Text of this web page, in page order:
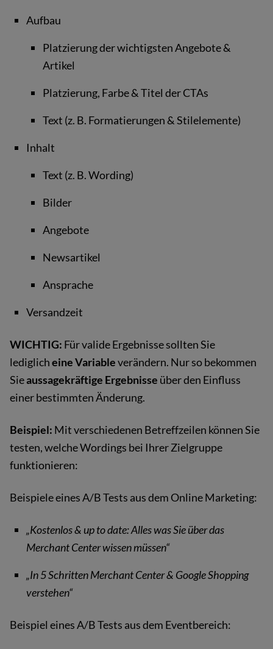
Aufbau
Platzierung der wichtigsten Angebote &
Artikel
Platzierung, Farbe & Titel der CTAs
Text (z. B. Formatierungen & Stilelemente)
Inhalt
Text (z. B. Wording)
Bilder
Angebote
Newsartikel
Ansprache
Versandzeit
WICHTIG: Für valide Ergebnisse sollten Sie
lediglicheine Variableverändern. Nur so bekommen
Sieaussagekräftige Ergebnisse über den Einfluss
einer bestimmten Änderung.
Beispiel: Mit verschiedenen Betreffzeilen können Sie
testen, welche Wordings bei Ihrer Zielgruppe
funktionieren:
Beispiele eines A/B Tests aus dem Online Marketing:
„Kostenlos & up to date: Alles was Sie über das
Merchant Center wissen müssen“
„In 5 Schritten Merchant Center & Google Shopping
verstehen“
Beispiel eines A/B Tests aus dem Eventbereich: